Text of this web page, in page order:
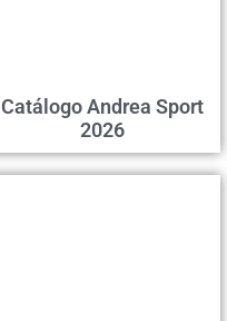
Catálogo Andrea Sport
2026